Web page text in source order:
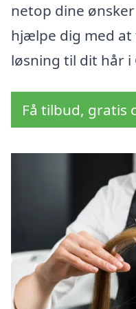
netop dine
hjælpe dig med
løsning til dit hår i
Få tilbud, gratis